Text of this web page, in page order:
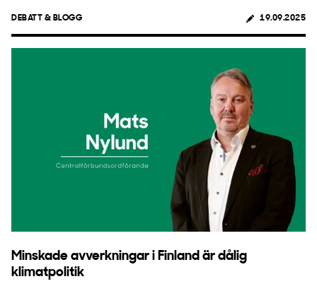
DEBATT & BLOGG 19.09.2025
Minskade avverkningar i Finland är dålig
klimatpolitik